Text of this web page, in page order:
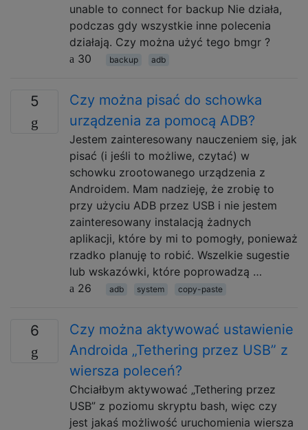
unable to connect for backup Nie działa,
podczas gdy wszystkie inne polecenia
działają. Czy można użyć tego bmgr ?
30
backup adb
5
Czy można pisać do schowka
urządzenia za pomocą ADB?
Jestem zainteresowany nauczeniem się, jak
pisać (i jeśli to możliwe, czytać) w
schowku zrootowanego urządzenia z
Androidem. Mam nadzieję, że zrobię to
przy użyciu ADB przez USB i nie jestem
zainteresowany instalacją żadnych
aplikacji, które by mi to pomogły, ponieważ
rzadko planuję to robić. Wszelkie sugestie
lub wskazówki, które poprowadzą …
26
adb system copy-paste
6
Czy można aktywować ustawienie
Androida „Tethering przez USB” z
wiersza poleceń?
Chciałbym aktywować „Tethering przez
USB” z poziomu skryptu bash, więc czy
jest jakaś możliwość uruchomienia wiersza